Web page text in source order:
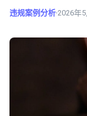
违规案例分析 2026年